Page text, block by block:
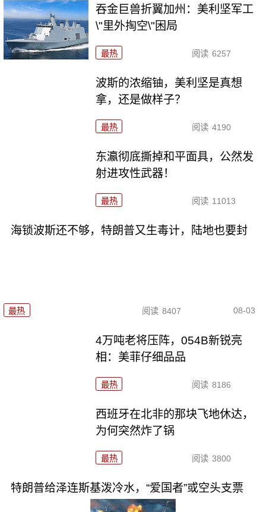
吞金巨兽折翼加州：美利坚军工
\"里外掏空\"困局
最热 阅读 6257
波斯的浓缩铀，美利坚是真想
拿，还是做样子？
最热 阅读 4190
东瀛彻底撕掉和平面具，公然发
射进攻性武器！
最热 阅读 11013
海锁波斯还不够，特朗普又生毒计，陆地也要封
最热 阅读 8407 08-03
4万吨老将压阵，054B新锐亮
相：美菲仔细品品
最热 阅读 8186
西班牙在北非的那块飞地休达，
为何突然炸了锅
最热 阅读 3800
特朗普给泽连斯基泼冷水，“爱国者”或空头支票